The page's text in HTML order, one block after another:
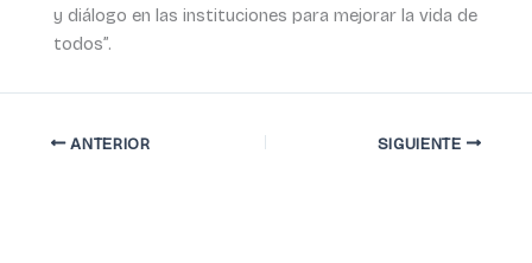
y diálogo en las instituciones para mejorar la vida de
todos”.
ANTERIOR SIGUIENTE